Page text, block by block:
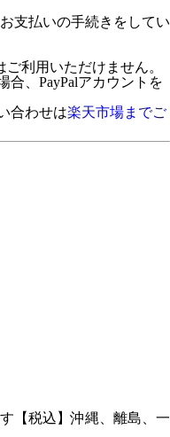
支払いの手続きをしてい
利用いただけません。
合、PayPalアカウントを
合わせは楽天市場までご
【税込】沖縄、離島、一